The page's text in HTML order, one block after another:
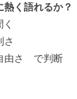
く語れるか？
で判断